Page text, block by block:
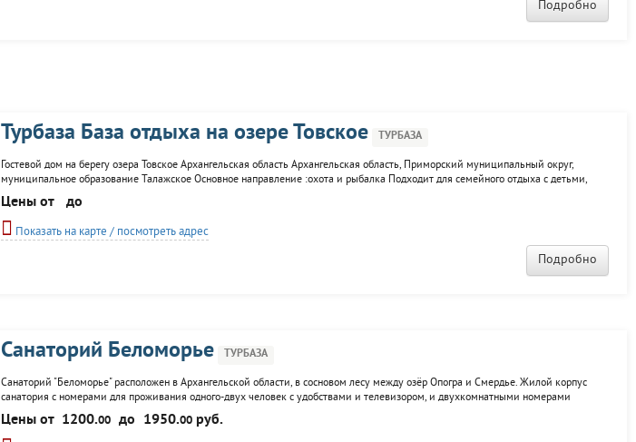
Подробно
Турбаза База отдыха на озере Товское ТУРБАЗА
Гостевой дом на берегу озера Товское Архангельская область Архангельская область, Приморский муниципальный округ,
муниципальное образование Талажское Основное направление :охота и рыбалка Подходит для семейного отдыха с детьми,
активного отдыха Организуем Зимние туры выходного дня , а также Летние экспедиции на вездеходе В доме 3 отдельные
комнаты,в каждой по 3 спальных места,окна в...
Цены от до
Показать на карте / посмотреть адрес
Подробно
Санаторий Беломорье ТУРБАЗА
Санаторий "Беломорье" расположен в Архангельской области, в сосновом лесу между озёр Опогра и Смердье. Жилой корпус
санатория с номерами для проживания одного-двух человек с удобствами и телевизором, и двухкомнатными номерами
объединен с лечебным корпусом, водолечебницей, грязелечебницей и питьевым бюветом. Четырехразовое питание в
столовой по назначенной диете. К услугам...
Цены от 1200.00 до 1950.00руб.